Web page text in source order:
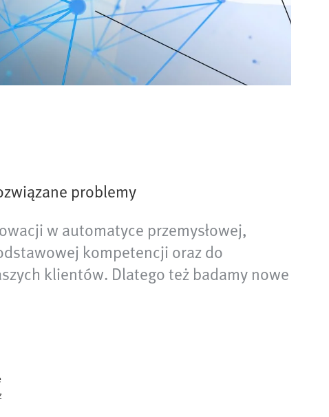
problemy
w automatyce przemysłowej,
kompetencji oraz do
klientów. Dlatego też badamy nowe